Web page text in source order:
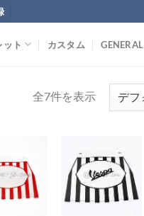
ット カスタム GENERAL
全7件を表示
お
気
お
気
+